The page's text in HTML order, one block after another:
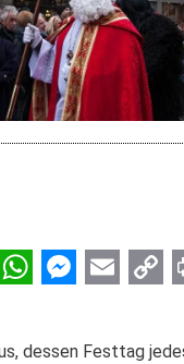
dessen Festtag